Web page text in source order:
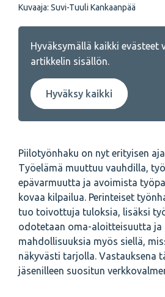
Kuvaaja: Suvi-Tuuli Kankaanpää
Hyväksymällä kaikki evästeet
artikkelin sisällön.
Hyväksy kaikki
Piilotyönhaku on nyt erityisen
Työelämä muuttuu vauhdilla,
epävarmuutta ja avoimista
kovaa kilpailua. Perinteiset
tuo toivottuja tuloksia, lisäksi
odotetaan oma-aloitteisuutta ja
mahdollisuuksia myös siellä,
näkyvästi tarjolla. Vastauksena
jäsenilleen suositun